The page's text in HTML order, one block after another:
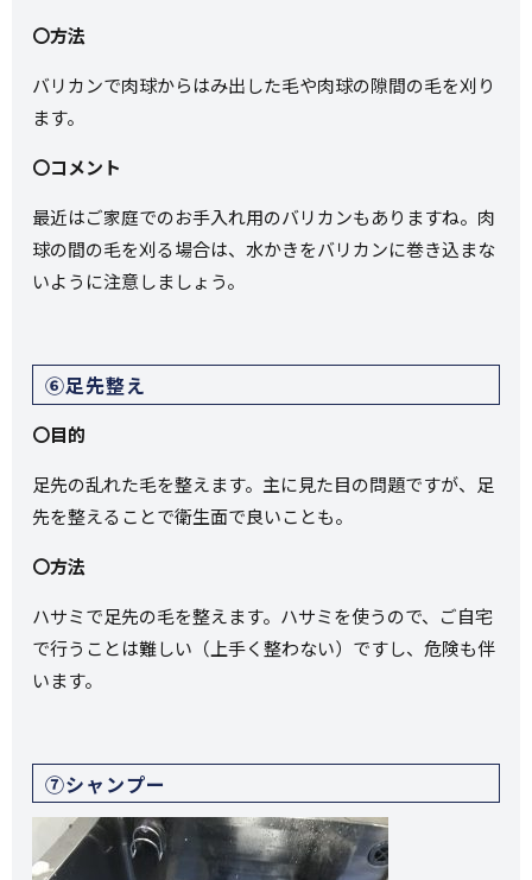
〇方法
バリカンで肉球からはみ出した毛や肉球の隙間の毛を刈り
ます。
〇コメント
最近はご家庭でのお手入れ用のバリカンもありますね。肉
球の間の毛を刈る場合は、水かきをバリカンに巻き込まな
いように注意しましょう。
⑥足先整え
〇目的
足先の乱れた毛を整えます。主に見た目の問題ですが、足
先を整えることで衛生面で良いことも。
〇方法
ハサミで足先の毛を整えます。ハサミを使うので、ご自宅
で行うことは難しい（上手く整わない）ですし、危険も伴
います。
⑦シャンプー